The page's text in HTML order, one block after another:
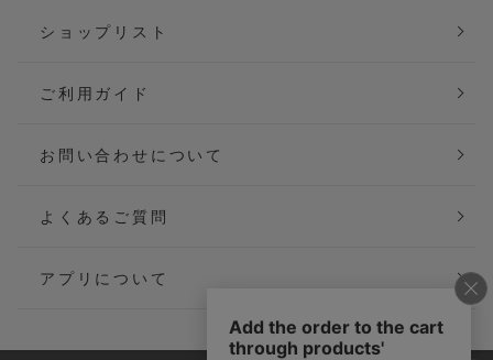
ショップリスト
ご利用ガイド
お問い合わせについて
よくあるご質問
アプリについて